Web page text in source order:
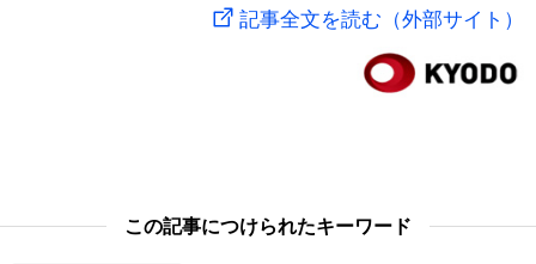
記事全文を読む（外部サイト）
この記事につけられたキーワード